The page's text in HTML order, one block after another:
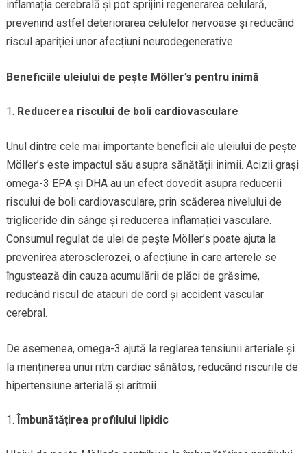
inflamația cerebrală și pot sprijini regenerarea celulară,
prevenind astfel deteriorarea celulelor nervoase și reducând
riscul apariției unor afecțiuni neurodegenerative.
Beneficiile uleiului de pește Möller’s pentru inimă
Reducerea riscului de boli cardiovasculare
Unul dintre cele mai importante beneficii ale uleiului de pește
Möller’s este impactul său asupra sănătății inimii. Acizii grași
omega-3 EPA și DHA au un efect dovedit asupra reducerii
riscului de boli cardiovasculare, prin scăderea nivelului de
trigliceride din sânge și reducerea inflamației vasculare.
Consumul regulat de ulei de pește Möller’s poate ajuta la
prevenirea aterosclerozei, o afecțiune în care arterele se
îngustează din cauza acumulării de plăci de grăsime,
reducând riscul de atacuri de cord și accident vascular
cerebral.
De asemenea, omega-3 ajută la reglarea tensiunii arteriale și
la menținerea unui ritm cardiac sănătos, reducând riscurile de
hipertensiune arterială și aritmii.
Îmbunătățirea profilului lipidic